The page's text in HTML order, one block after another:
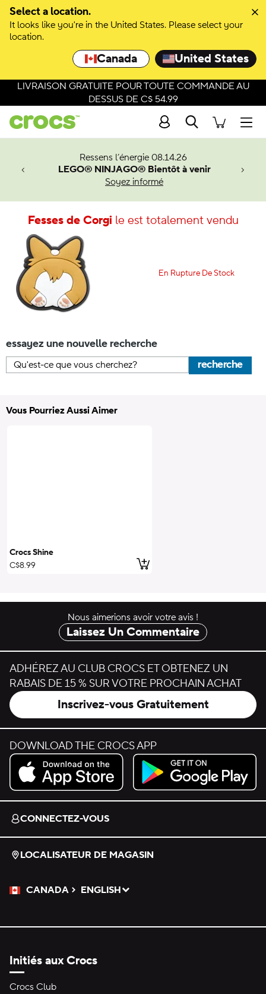
Select a location.
It looks like you're in the United States. Please select your
location.
Canada United States
LIVRAISON GRATUITE POUR TOUTE COMMANDE AU
DESSUS DE C$ 54.99
Recherche
Ressens l’énergie 08.14.26
LEGO® NINJAGO® Bientôt à venir
Soyez informé
Man.
Fesses de Corgile est totalement vendu
En Rupture De Stock
essayez une nouvelle recherche
recherche
Vous Pourriez Aussi Aimer
Crocs Shine
C$8.99
ajouter au panier
Nous aimerions avoir votre avis !
Laissez Un Commentaire
ADHÉREZ AU CLUB CROCS ET OBTENEZ UN
RABAIS DE 15 % SUR VOTRE PROCHAIN ACHAT
Inscrivez-vous Gratuitement
DOWNLOAD THE CROCS APP
Download on the App Store.
Get it on Google Play.
CONNECTEZ-VOUS
LOCALISATEUR DE MAGASIN
CANADA
Veuillez sélectionner une langue
ENGLISH
Sélectionné
Initiés aux Crocs
Crocs Club